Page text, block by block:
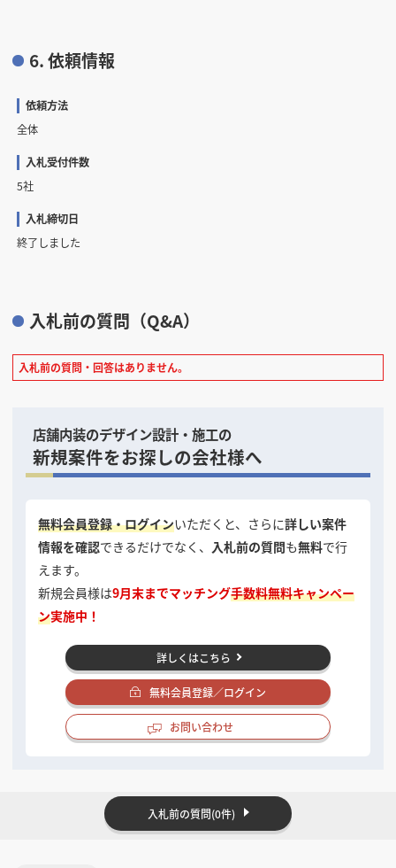
6. 依頼情報
依頼方法
全体
入札受付件数
5社
入札締切日
終了しました
入札前の質問（Q&A）
入札前の質問・回答はありません。
店舗内装のデザイン設計・施工の
新規案件をお探しの会社様へ
無料会員登録・ログインいただくと、さらに詳しい案件
情報を確認できるだけでなく、 入札前の質問も無料で行
えます。
新規会員様は9月末までマッチング手数料無料キャンペー
ン実施中！
詳しくはこちら
無料会員登録／ログイン
お問い合わせ
入札前の質問(0件)